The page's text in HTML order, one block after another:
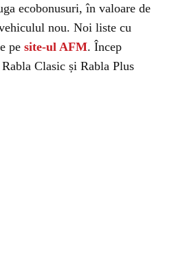
ecobonusuri, în valoare de
nou. Noi liste cu
pe site-ul AFM. Încep
Clasic și Rabla Plus